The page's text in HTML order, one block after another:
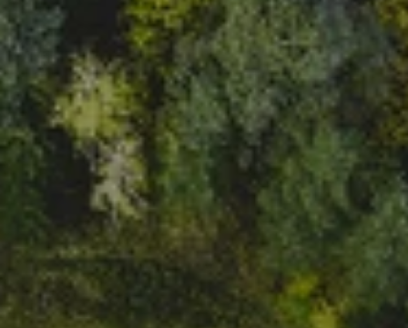
!
Műszaki kérdés,
hibabejelentés csak az alábbi
help@voltie.eu
!